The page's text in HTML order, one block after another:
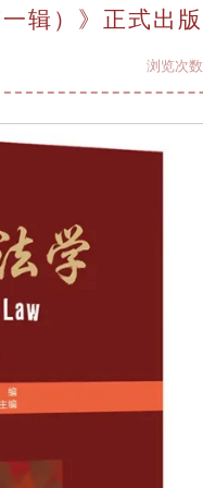
辑）》正式出版
浏览次数